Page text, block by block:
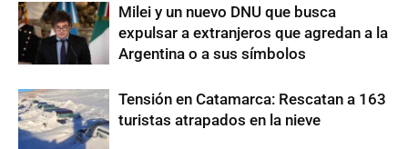
Milei y un nuevo DNU que busca
expulsar a extranjeros que agredan a la
Argentina o a sus símbolos
Tensión en Catamarca: Rescatan a 163
turistas atrapados en la nieve